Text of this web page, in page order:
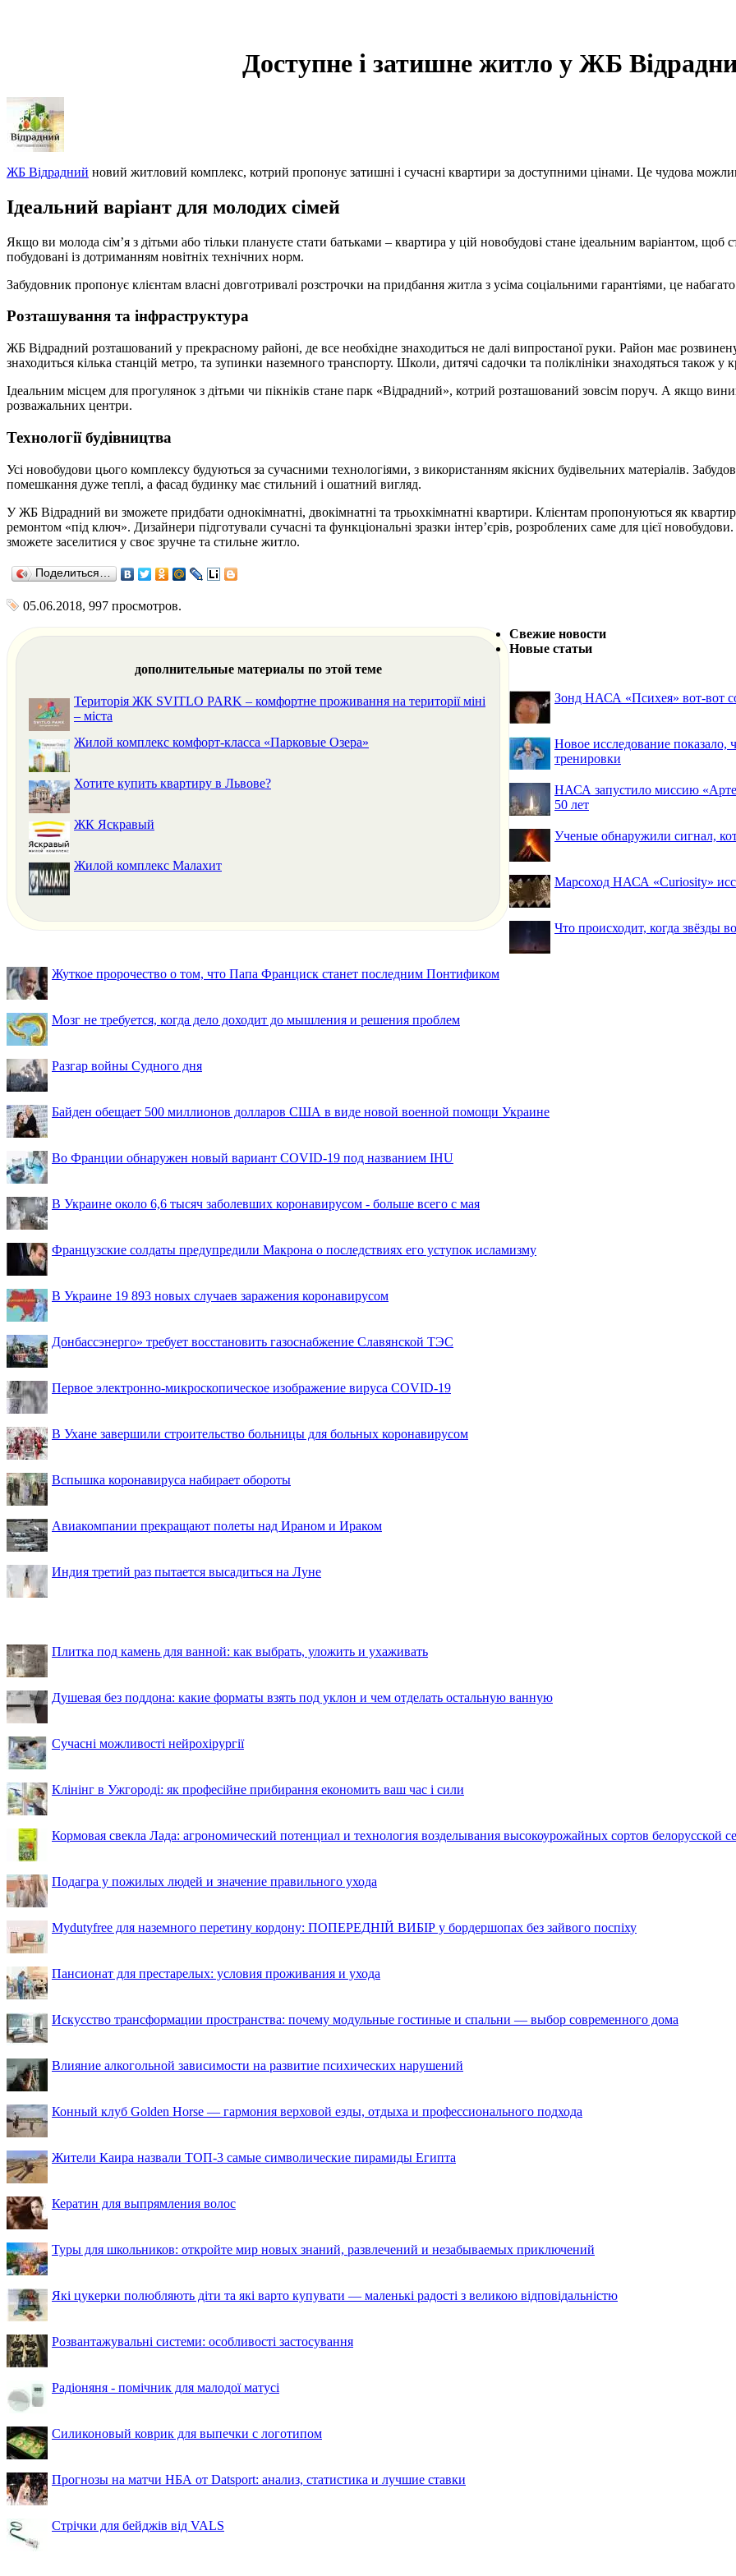
Доступне і затишне житло у ЖБ
ЖБ Відрадний новий житловий комплекс, котрий пропонує затишні і сучасні квартири за доступними цінами. Це чудова
Ідеальний варіант для молодих сімей
Якщо ви молода сім’я з дітьми або тільки плануєте стати батьками – квартира у цій новобудові стане ідеальним варіантом, щоб
побудовані із дотриманням новітніх технічних норм.
Забудовник пропонує клієнтам власні довготривалі розстрочки на придбання житла з усіма соціальними гарантіями, це
Розташування та інфраструктура
ЖБ Відрадний розташований у прекрасному районі, де все необхідне знаходиться не далі випростаної руки. Район має
знаходиться кілька станцій метро, та зупинки наземного транспорту. Школи, дитячі садочки та поліклініки знаходяться також у
Ідеальним місцем для прогулянок з дітьми чи пікніків стане парк «Відрадний», котрий розташований зовсім поруч. А якщо
розважальних центри.
Технології будівництва
Усі новобудови цього комплексу будуються за сучасними технологіями, з використанням якісних будівельних матеріалів.
помешкання дуже теплі, а фасад будинку має стильний і ошатний вигляд.
У ЖБ Відрадний ви зможете придбати однокімнатні, двокімнатні та трьохкімнатні квартири. Клієнтам пропонуються як
ремонтом «під ключ». Дизайнери підготували сучасні та функціональні зразки інтер’єрів, розроблених саме для цієї
зможете заселитися у своє зручне та стильне житло.
Поделиться…
05.06.2018, 997 просмотров.
дополнительные материалы по этой теме
Територія ЖК SVITLO PARK – комфортне проживання на території міні
– міста
Жилой комплекс комфорт-класса «Парковые Озера»
Хотите купить квартиру в Львове?
ЖК Яскравый
Жилой комплекс Малахит
Свежие новости
Новые статьи
Зонд НАСА «Психея» вот-вот
Новое исследование
тренировки
НАСА запустило миссию
50 лет
Ученые обнаружили сигнал,
Марсоход НАСА «Curiosity»
Что происходит, когда звёзды
Жуткое пророчество о том, что Папа Франциск станет последним Понтификом
Мозг не требуется, когда дело доходит до мышления и решения проблем
Разгар войны Судного дня
Байден обещает 500 миллионов долларов США в виде новой военной помощи Украине
Во Франции обнаружен новый вариант COVID-19 под названием IHU
В Украине около 6,6 тысяч заболевших коронавирусом - больше всего с мая
Французские солдаты предупредили Макрона о последствиях его уступок исламизму
В Украине 19 893 новых случаев заражения коронавирусом
Донбассэнерго» требует восстановить газоснабжение Славянской ТЭС
Первое электронно-микроскопическое изображение вируса COVID-19
В Ухане завершили строительство больницы для больных коронавирусом
Вспышка коронавируса набирает обороты
Авиакомпании прекращают полеты над Ираном и Ираком
Индия третий раз пытается высадиться на Луне
Плитка под камень для ванной: как выбрать, уложить и ухаживать
Душевая без поддона: какие форматы взять под уклон и чем отделать остальную ванную
Сучасні можливості нейрохірургії
Клінінг в Ужгороді: як професійне прибирання економить ваш час і сили
Кормовая свекла Лада: агрономический потенциал и технология возделывания высокоурожайных сортов белорусской
Подагра у пожилых людей и значение правильного ухода
Mydutyfree для наземного перетину кордону: ПОПЕРЕДНІЙ ВИБІР у бордершопах без зайвого поспіху
Пансионат для престарелых: условия проживания и ухода
Искусство трансформации пространства: почему модульные гостиные и спальни — выбор современного дома
Влияние алкогольной зависимости на развитие психических нарушений
Конный клуб Golden Horse — гармония верховой езды, отдыха и профессионального подхода
Жители Каира назвали ТОП-3 самые символические пирамиды Египта
Кератин для выпрямления волос
Туры для школьников: откройте мир новых знаний, развлечений и незабываемых приключений
Які цукерки полюбляють діти та які варто купувати — маленькі радості з великою відповідальністю
Розвантажувальні системи: особливості застосування
Радіоняня - помічник для малодої матусі
Силиконовый коврик для выпечки с логотипом
Прогнозы на матчи НБА от Datsport: анализ, статистика и лучшие ставки
Стрічки для бейджів від VALS